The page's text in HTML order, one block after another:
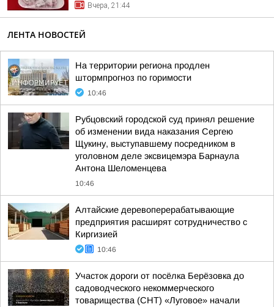
Вчера, 21:44
ЛЕНТА НОВОСТЕЙ
На территории региона продлен
штормпрогноз по горимости
10:46
Рубцовский городской суд принял решение
об изменении вида наказания Сергею
Щукину, выступавшему посредником в
уголовном деле эксвицемэра Барнаула
Антона Шеломенцева
10:46
Алтайские деревоперерабатывающие
предприятия расширят сотрудничество с
Киргизией
10:46
Участок дороги от посёлка Берёзовка до
садоводческого некоммерческого
товарищества (СНТ) «Луговое» начали